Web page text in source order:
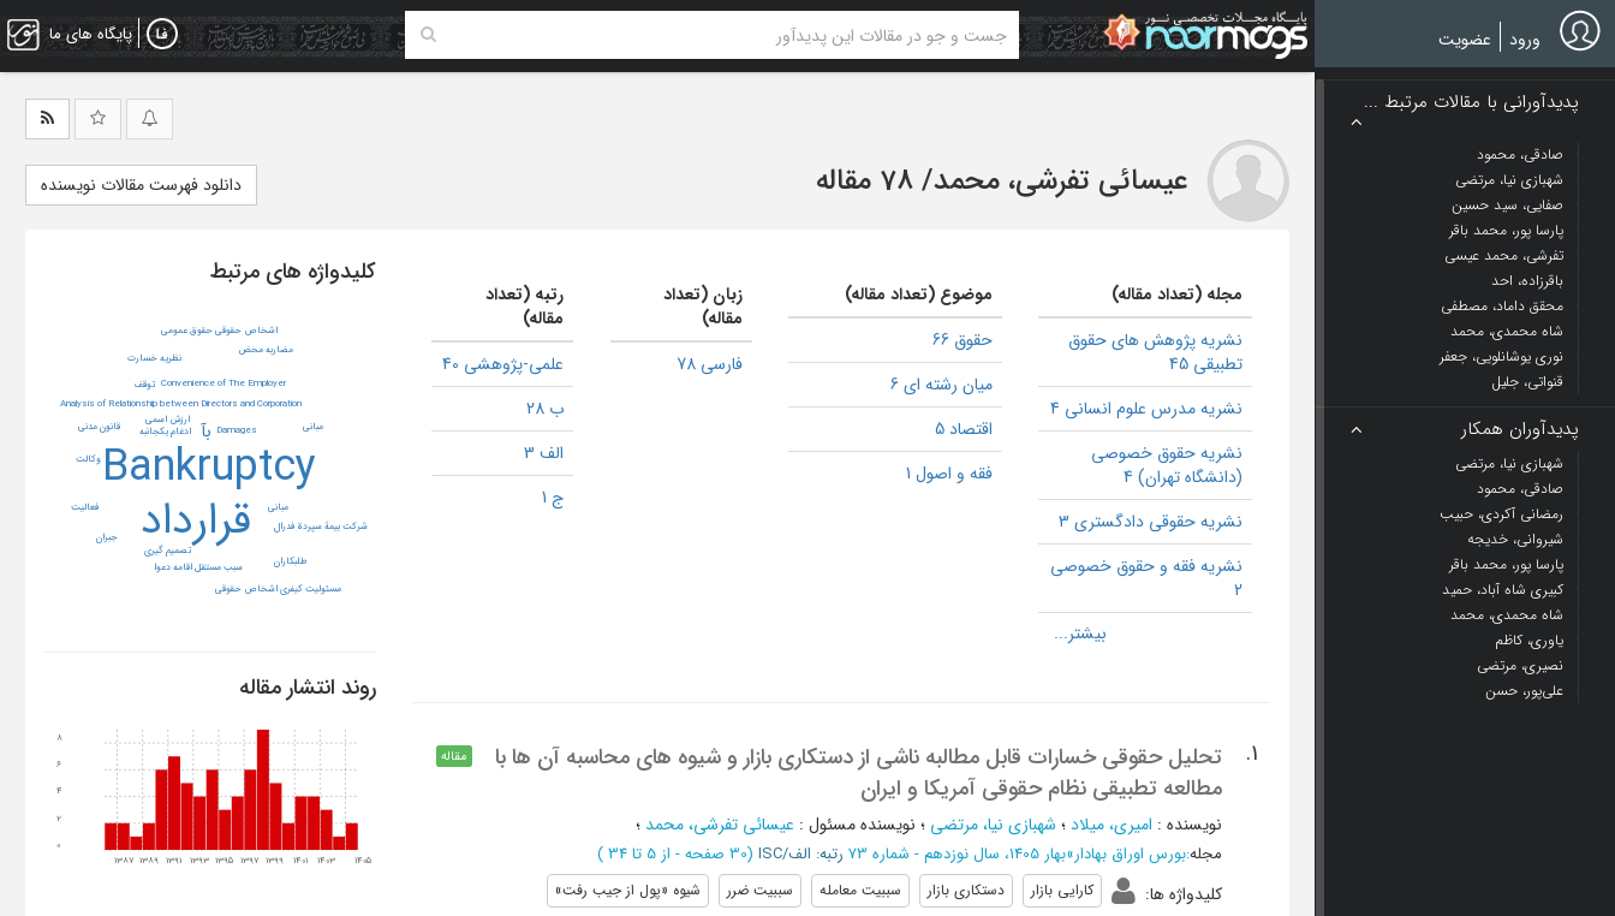
Skip
to
main
پایگاه های ما ورود عضویت
پدیدآورانی با مقالات مرتبط ...
صادقی، محمود
شهبازی نیا، مرتضی
صفایی، سید حسین
پارسا پور، محمد باقر
تفرشی، محمد عیسی
باقرزاده، احد
محقق داماد، مصطفی
شاه محمدی، محمد
نوری یوشانلویی، جعفر
قنواتی، جلیل
پدیدآوران همکار
شهبازی نیا، مرتضی
صادقی، محمود
رمضانی آکردی، حبیب
شیروانی، خدیجه
پارسا پور، محمد باقر
کبیری شاه آباد، حمید
شاه محمدی، محمد
یاوری، کاظم
نصیری، مرتضی
علی‌پور، حسن
عیسائی تفرشی، محمد/78 مقاله دانلود فهرست مقالات نویسنده
مجله (تعداد مقاله)
نشریه پژوهش های حقوق
تطبیقی 45
نشریه مدرس علوم انسانی 4
نشریه حقوق خصوصی
(دانشگاه تهران) 4
نشریه حقوقی دادگستری 3
نشریه فقه و حقوق خصوصی
2
موضوع (تعداد مقاله)
حقوق 66
میان رشته ای 6
اقتصاد 5
فقه و اصول 1
زبان (تعداد
مقاله)
فارسی 78
رتبه (تعداد
مقاله)
علمی-پژوهشی 40
ب 28
الف 3
ج 1
1.
تحلیل حقوقی خسارات قابل مطالبه ناشی از دستکاری بازار و شیوه های محاسبه آن ها با
مطالعه تطبیقی نظام حقوقی آمریکا و ایران
مقاله
نویسنده : امیری، میلاد؛ شهبازی نیا، مرتضی ؛ نویسنده مسئول : عیسائی تفرشی، محمد ؛
مجله:بورس اوراق بهادار»بهار 1405، سال نوزدهم - شماره 73 رتبه: الف/ISC (‎30 صفحه - از 5 تا 34 )
کلیدواژه ها: کارایی بازار دستکاری بازار سببیت معامله سببیت ضرر
شیوه «پول از جیب رفت»
کلیدواژه های مرتبط
Bankruptcy
قرارداد
بآ
Analysis of Relationship between Directors and Corporation
Convenience of The Employer
Damages ادغام یکجانبه
ارزش اسمی
تصمیم گیری
سبب مستقل اقامه دعوا
قانون مدنی مبانی
مضاربه محض
نظریه خسارت
اشخاص حقوقی حقوق عمومی
توقف
جبران
شرکت بیمۀ سپردة فدرال
طلبکاران
فعالیت مبانی
مسئولیت کیفری اشخاص حقوقی
وکالت
روند انتشار مقاله
1387 1389 1391 1393 1395 1397 1399 1401 1403 1405
0
2
4
6
8